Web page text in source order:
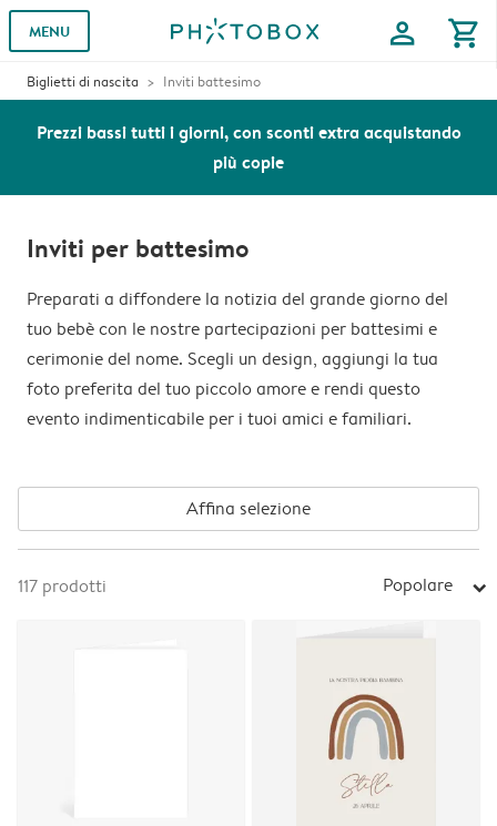
MENU profile shopping_cart
Biglietti di nascita Inviti battesimo
Prezzi bassi tutti i giorni, con sconti extra acquistando
più copie
Inviti per battesimo
Preparati a diffondere la notizia del grande giorno del
tuo bebè con le nostre partecipazioni per battesimi e
cerimonie del nome. Scegli un design, aggiungi la tua
foto preferita del tuo piccolo amore e rendi questo
evento indimenticabile per i tuoi amici e familiari.
Affina selezione
117 prodotti Popolare arrow_right